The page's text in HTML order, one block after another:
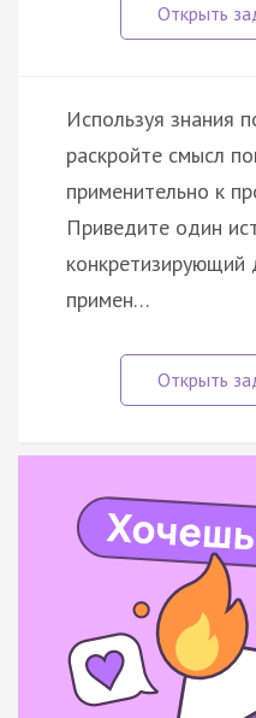
Используя знания
раскройте смысл
применительно к
Приведите один
конкретизирующий
примен…